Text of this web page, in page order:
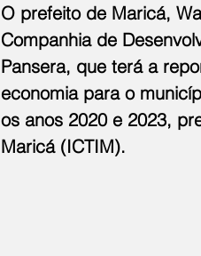
O prefeito de Maricá,
Companhia de
Pansera, que terá a
economia para o
os anos 2020 e 2023,
Maricá (ICTIM).